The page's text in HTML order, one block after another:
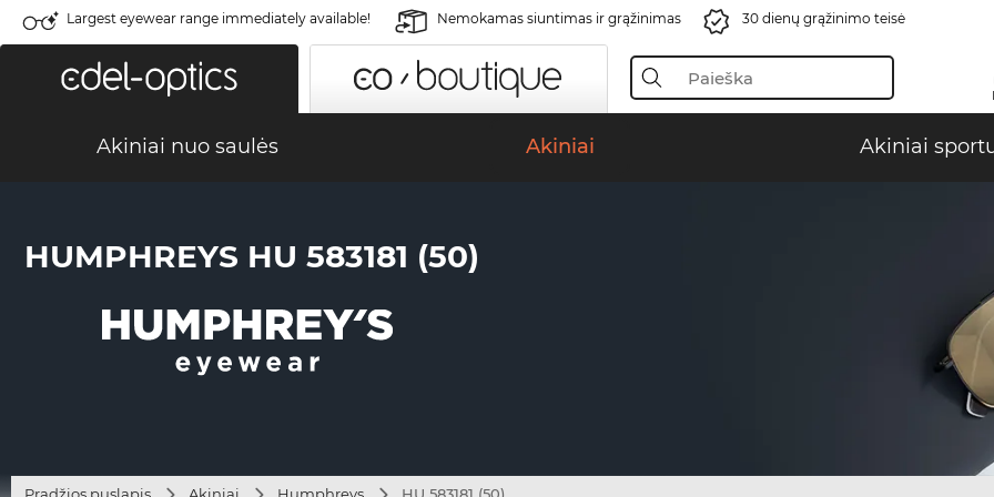
Largest eyewear range immediately available! Nemokamas siuntimas ir grąžinimas 30 dienų grąžinimo teisė
Akiniai nuo saulės Akiniai Akiniai
HUMPHREYS HU 583181 (50)